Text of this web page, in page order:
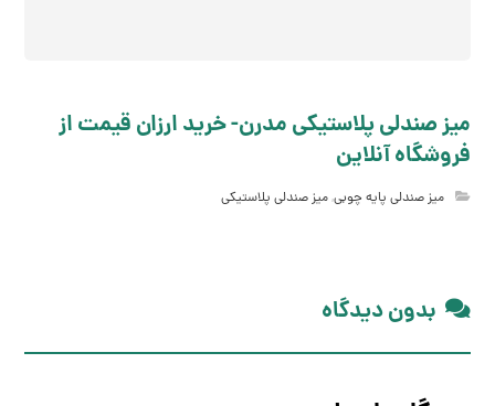
میز صندلی پلاستیکی مدرن- خرید ارزان قیمت از
فروشگاه آنلاین
میز صندلی پایه چوبی,میز صندلی پلاستیکی
بدون دیدگاه